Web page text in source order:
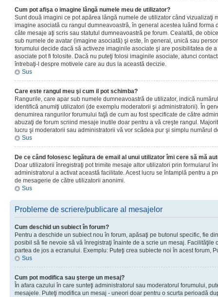
Cum pot afişa o imagine lângă numele meu de utilizator?
Sunt două imagini ce pot apărea lângă numele de utilizator când vizualizaţi
imagine asociată cu rangul dumneavoastră, în general acestea luând forma
câte mesaje aţi scris sau statutul dumneavoastră pe forum. Cealaltă, de
sub numele de avatar (imagine asociată) şi este, în general, unică sau
forumului decide dacă să activeze imaginile asociate şi are posibilitatea de
asociate pot fi folosite. Dacă nu puteţi folosi imaginile asociate, atunci
întrebaţi-l despre motivele care au dus la această decizie.
Sus
Care este rangul meu şi cum il pot schimba?
Rangurile, care apar sub numele dumneavoastră de utilizator, indică
identifică anumiţi utilizatori (de exemplu moderatorii şi administratorii). În
denumirea rangurilor forumului faţă de cum au fost specificate de către
abuzaţi de forum scriind mesaje inutile doar pentru a vă creşte rangul.
lucru şi moderatorii sau administratorii vă vor scădea pur şi simplu numărul
Sus
De ce când folosesc legătura de email al unui utilizator îmi cere să mă
Doar utilizatorii înregistraţi pot trimite mesaje altor utilizatori prin formularul
administratorul a activat această facilitate. Acest lucru se întamplă pentru a
de mesagerie de către utilizatorii anonimi.
Sus
Probleme de scriere/publicare al mesajelor
Cum deschid un subiect în forum?
Pentru a deschide un subiect nou în forum, apăsaţi pe butonul specific, fie
posibil să fie nevoie să vă înregistraţi înainte de a scrie un mesaj. Facilităţile
partea de jos a ecranului. Exemplu: Puteţi crea subiecte noi în acest forum,
Sus
Cum pot modifica sau şterge un mesaj?
În afara cazului în care sunteţi administratorul sau moderatorul forumului,
mesajele. Puteţi modifica un mesaj - uneori doar pentru o scurta perioadă